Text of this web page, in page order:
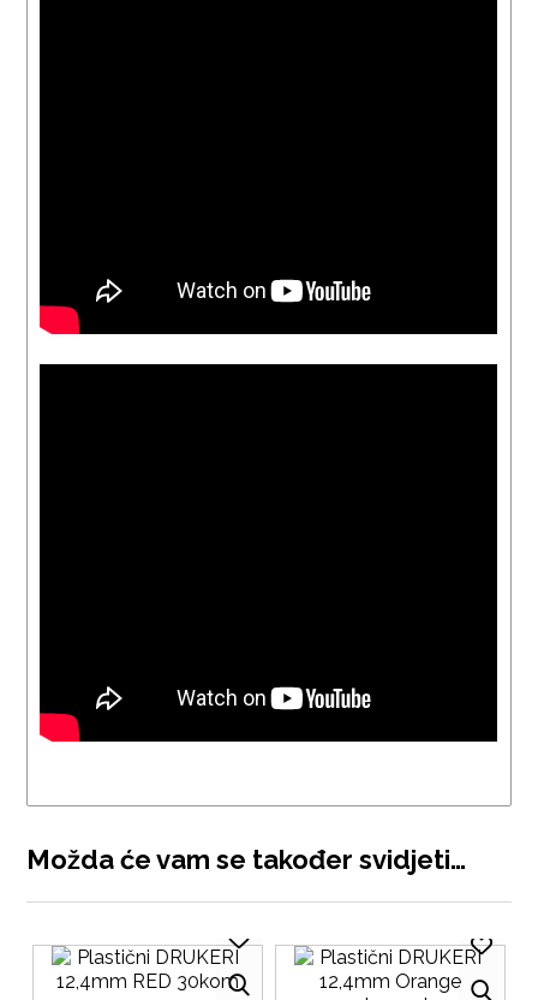
Možda će vam se također svidjeti…